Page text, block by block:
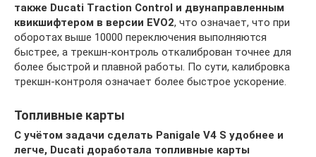
также Ducati Traction Control и двунаправленным
квикшифтером в версии EVO2, что означает, что при
оборотах выше 10000 переключения выполняются
быстрее, а трекшн-контроль откалиброван точнее для
более быстрой и плавной работы. По сути, калибровка
трекшн-контроля означает более быстрое ускорение.
Топливные карты
С учётом задачи сделать Panigale V4 S удобнее и
легче, Ducati доработала топливные карты